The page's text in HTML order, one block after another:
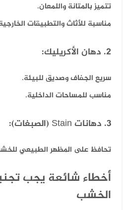
تتميز بالمتانة واللمعان.
مناسبة للأثاث والتطبيقات
2. دهان الأكريليك:
سريع الجفاف وصديق للبيئة.
مناسب للمساحات الداخلية.
3. دهانات Stain (الصبغات):
تحافظ على المظهر الطبيعي
أخطاء شائعة يجب
الخشب